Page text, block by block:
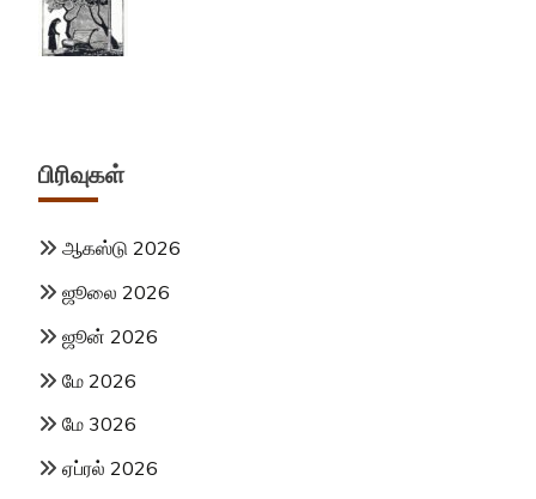
பிரிவுகள்
ஆகஸ்டு 2026
ஜூலை 2026
ஜூன் 2026
மே 2026
மே 3026
ஏப்ரல் 2026